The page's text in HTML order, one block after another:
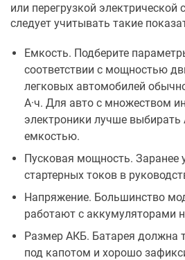
или перегрузкой электрической
следует учитывать такие
Емкость. Подберите
соответствии с мощностью
легковых автомобилей
А·ч. Для авто с множеством
электроники лучше
емкостью.
Пусковая мощность. Заранее
стартерных токов в
Напряжение. Большинство
работают с аккумуляторами
Размер АКБ. Батарея должна
под капотом и хорошо